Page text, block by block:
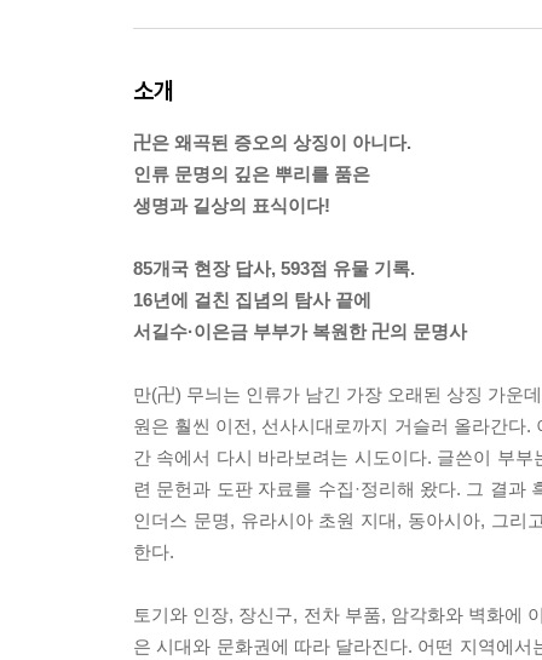
소개
卍은 왜곡된 증오의 상징이 아니다.
인류 문명의 깊은 뿌리를 품은
생명과 길상의 표식이다!
85개국 현장 답사, 593점 유물 기록.
16년에 걸친 집념의 탐사 끝에
서길수·이은금 부부가 복원한 卍의 문명사
만(卍) 무늬는 인류가 남긴 가장 오래된 상징 가운
원은 훨씬 이전, 선사시대로까지 거슬러 올라간다
간 속에서 다시 바라보려는 시도이다. 글쓴이 부
련 문헌과 도판 자료를 수집·정리해 왔다. 그 결
인더스 문명, 유라시아 초원 지대, 동아시아, 그리
한다.
토기와 인장, 장신구, 전차 부품, 암각화와 벽화에
은 시대와 문화권에 따라 달라진다. 어떤 지역에